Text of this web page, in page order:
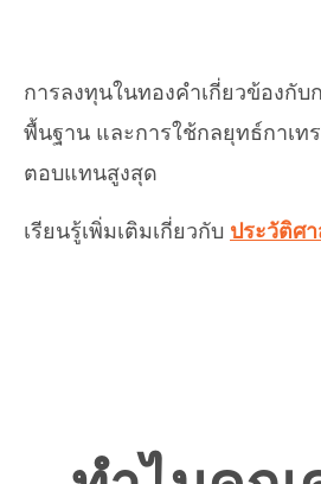
การลงทุนในทองคำเกี่ยวข้องกั
พื้นฐาน และการใช้กลยุทธ์กาเท
ตอบแทนสูงสุด
เรียนรู้เพิ่มเติมเกี่ยวกับ ประวัติศ